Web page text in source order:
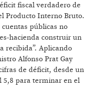
fiscal verdadero de
Producto Interno Bruto.
públicas no
hacienda construir un
recibida”. Aplicando
Alfonso Prat Gay
de déficit, desde un
5,8 para terminar en el